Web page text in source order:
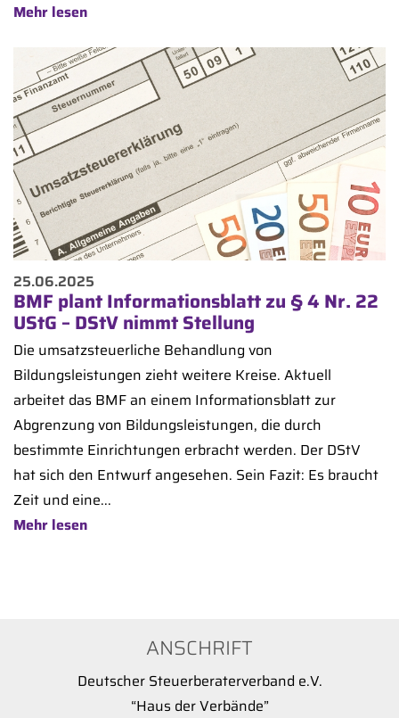
Mehr lesen
25.06.2025
BMF plant Informationsblatt zu § 4 Nr. 22
UStG – DStV nimmt Stellung
Die umsatzsteuerliche Behandlung von
Bildungsleistungen zieht weitere Kreise. Aktuell
arbeitet das BMF an einem Informationsblatt zur
Abgrenzung von Bildungsleistungen, die durch
bestimmte Einrichtungen erbracht werden. Der DStV
hat sich den Entwurf angesehen. Sein Fazit: Es braucht
Zeit und eine...
Mehr lesen
ANSCHRIFT
Deutscher Steuerberaterverband e.V.
“Haus der Verbände”